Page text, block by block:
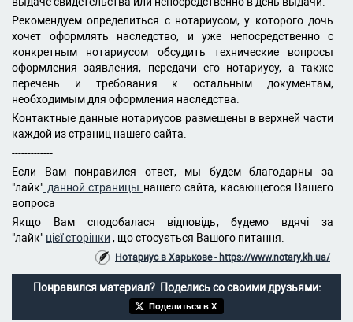
Рекомендуем определиться с нотариусом, у которого дочь
хочет оформлять наследство, и уже непосредственно с
конкретным нотариусом обсудить технические вопросы
оформления заявления, передачи его нотариусу, а также
перечень и требования к остальным документам,
необходимым для оформления наследства.
Контактные данные нотариусов размещены в верхней части
каждой из страниц нашего сайта.
-------------
Если Вам понравился ответ, мы будем благодарны за
"лайк" данной страницы нашего сайта, касающегося Вашего
вопроса
Якщо Вам сподобалася відповідь, будемо вдячі за
"лайк" цієї сторінки , що стосується Вашого питання.
Нотариус в Харькове - https://www.notary.kh.ua/
Понравился материал? Поделись со своими друзьями:
Поделиться в X